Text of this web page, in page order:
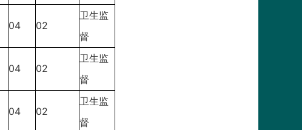
04 02
卫生监
督
04 02
卫生监
督
04 02
卫生监
督